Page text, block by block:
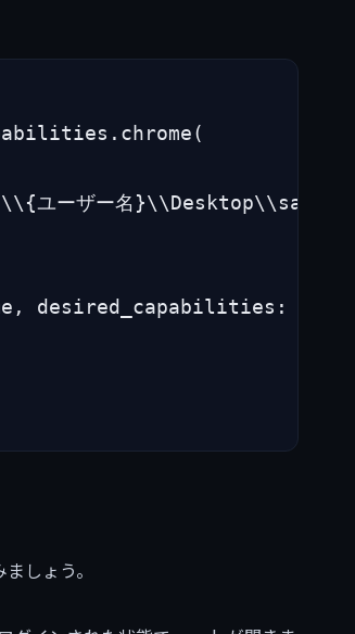
ユーザー名
desired_capabilities: caps
しょう。